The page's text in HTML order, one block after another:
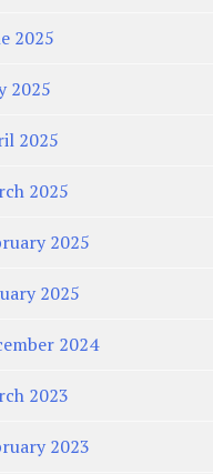
2025
2025
2025
2025
2025
2025
2024
2023
2023